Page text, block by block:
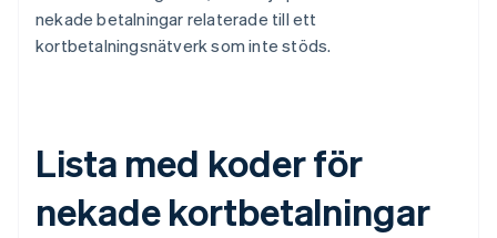
nekade betalningar relaterade till ett
kortbetalningsnätverk som inte stöds.
Lista med koder för
nekade kortbetalningar